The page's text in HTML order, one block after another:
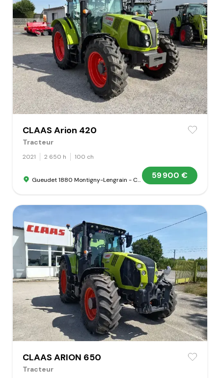
CLAAS Arion 420
Tracteur
2021 2 650 h 100 ch
Gueudet 1880 Montigny-Lengrain - Concession Claas 59 900 €
CLAAS ARION 650
Tracteur